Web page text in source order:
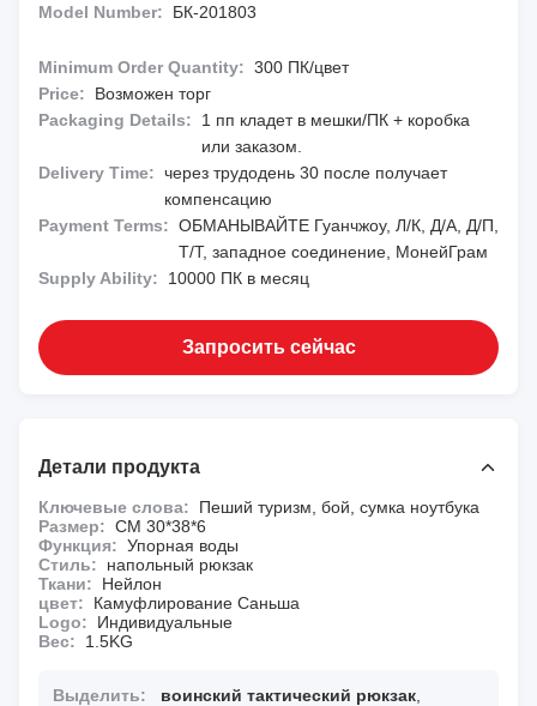
Model Number:
БК-201803
Minimum Order Quantity: 300 ПК/цвет
Price:
Возможен торг
Packaging Details:
1 пп кладет в мешки/ПК + коробка
или заказом.
Delivery Time: через трудодень 30 после получает
компенсацию
Payment Terms: ОБМАНЫВАЙТЕ Гуанчжоу, Л/К, Д/А, Д/П,
Т/Т, западное соединение, МонейГрам
Supply Ability:
10000 ПК в месяц
Запросить сейчас
Детали продукта
Ключевые слова:
Пеший туризм, бой, сумка ноутбука
Размер: СМ 30*38*6
Функция: Упорная воды
Стиль:
напольный рюкзак
Ткани:
Нейлон
цвет:
Камуфлирование Саньша
Logo:
Индивидуальные
Вес:
1.5KG
Выделить: воинский тактический рюкзак